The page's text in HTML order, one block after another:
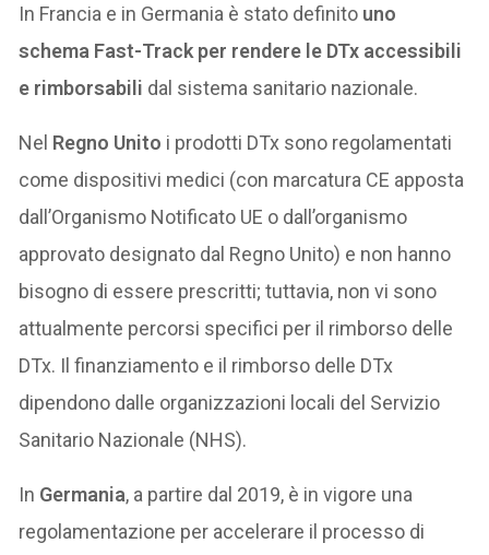
In Francia e in Germania è stato definito uno
schema Fast-Track per rendere le DTx accessibili
e rimborsabili dal sistema sanitario nazionale.
Nel Regno Unito i prodotti DTx sono regolamentati
come dispositivi medici (con marcatura CE apposta
dall’Organismo Notificato UE o dall’organismo
approvato designato dal Regno Unito) e non hanno
bisogno di essere prescritti; tuttavia, non vi sono
attualmente percorsi specifici per il rimborso delle
DTx. Il finanziamento e il rimborso delle DTx
dipendono dalle organizzazioni locali del Servizio
Sanitario Nazionale (NHS).
In Germania, a partire dal 2019, è in vigore una
regolamentazione per accelerare il processo di